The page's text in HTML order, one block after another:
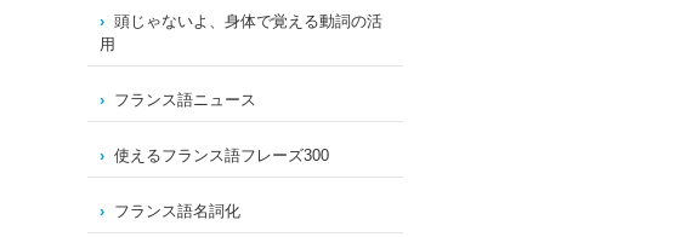
頭じゃないよ、身体で覚える動詞の活
用
フランス語ニュース
使えるフランス語フレーズ300
フランス語名詞化